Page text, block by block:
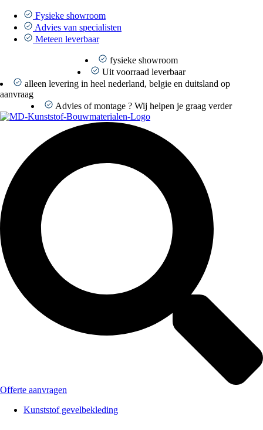
naar
inhoud
Fysieke showroom
Advies van specialisten
Meteen leverbaar
fysieke showroom
Uit voorraad leverbaar
alleen levering in heel nederland, belgie en duitsland op
aanvraag
Advies of montage ? Wij helpen je graag verder
Offerte aanvragen
Kunststof gevelbekleding